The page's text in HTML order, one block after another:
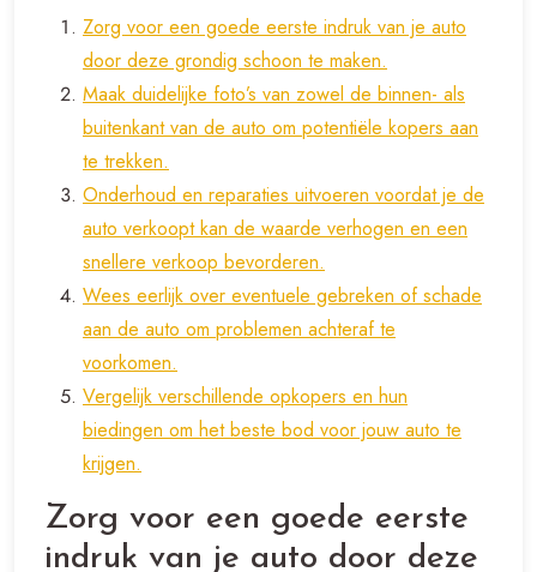
Zorg voor een goede eerste indruk van je auto
door deze grondig schoon te maken.
Maak duidelijke foto’s van zowel de binnen- als
buitenkant van de auto om potentiële kopers aan
te trekken.
Onderhoud en reparaties uitvoeren voordat je de
auto verkoopt kan de waarde verhogen en een
snellere verkoop bevorderen.
Wees eerlijk over eventuele gebreken of schade
aan de auto om problemen achteraf te
voorkomen.
Vergelijk verschillende opkopers en hun
biedingen om het beste bod voor jouw auto te
krijgen.
Zorg voor een goede eerste
indruk van je auto door deze